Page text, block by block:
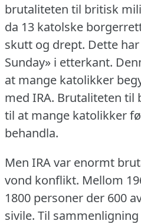
brutaliteten til britisk
da 13 katolske
skutt og drept. Dette
Sunday» i etterkant.
at mange katolikker
med IRA. Brutaliteten til
til at mange katolikker
behandla.
Men IRA var enormt
vond konflikt. Mellom
1800 personer der 600
sivile. Til sammenligning